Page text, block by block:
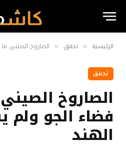
الرئيسية » تحقق » الصاروخ الصيني ما
تحقق
الصاروخ
فضاء الجو
الهند